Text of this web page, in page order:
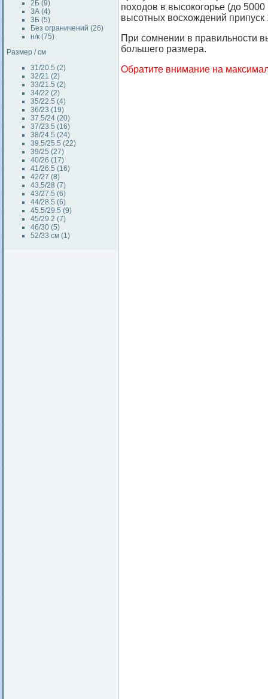
2Б (9)
3А (4)
3Б (5)
Без ограничений (26)
н/к (75)
Размер / см
31/20.5 (2)
32/21 (2)
33/21.5 (2)
34/22 (2)
35/22.5 (4)
36/23 (19)
37.5/24 (20)
37/23.5 (16)
38/24.5 (24)
39.5/25.5 (22)
39/25 (27)
40/26 (17)
41/26.5 (16)
42/27 (8)
43.5/28 (7)
43/27.5 (6)
44/28.5 (6)
45.5/29.5 (9)
45/29.2 (7)
46/30 (5)
52/33 см (1)
походов в высокогорье (до
высотных восхождений припуск
При сомнении в правильности
большего размера.
Обратите внимание на